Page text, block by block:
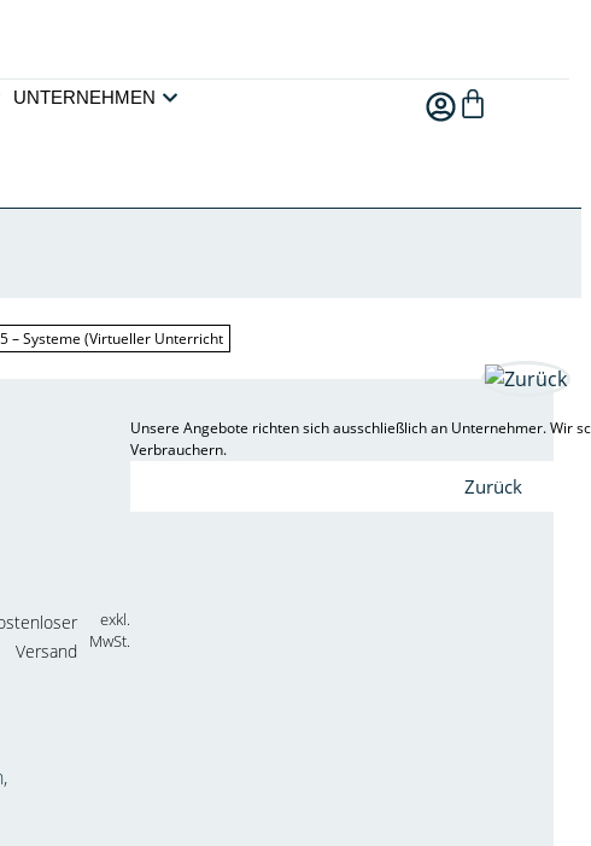
UNTERNEHMEN
5 – Systeme (Virtueller Unterricht
Versand
exkl.
MwSt.
Unsere Angebote richten sich ausschließlich an Unternehmer. Wir
Verbrauchern.
Zurück